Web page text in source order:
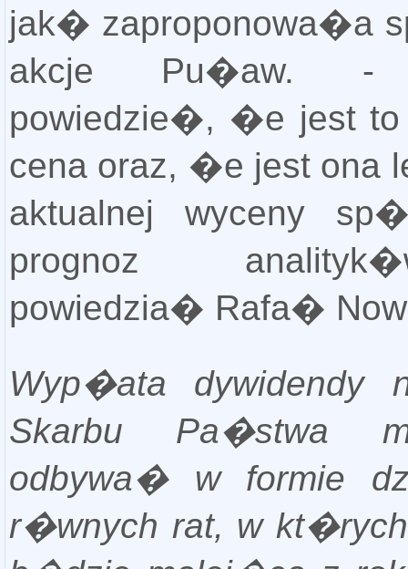
jak� zaproponowa�a
akcje Pu�aw. -
powiedzie�, �e jest to
cena oraz, �e jest ona
aktualnej wyceny
prognoz
powiedzia� Rafa�
Wyp�ata dywidendy
Skarbu Pa�stwa
odbywa� w formie
r�wnych rat, w